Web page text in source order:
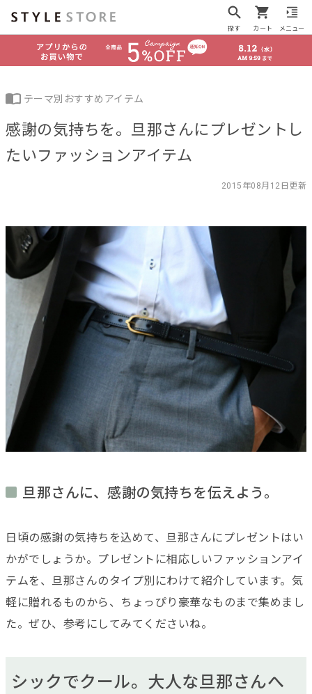
探す カート メニュー
テーマ別おすすめアイテム
感謝の気持ちを。旦那さんにプレゼントし
たいファッションアイテム
2015年08月12日更新
旦那さんに、感謝の気持ちを伝えよう。
日頃の感謝の気持ちを込めて、旦那さんにプレゼントはい
かがでしょうか。プレゼントに相応しいファッションアイ
テムを、旦那さんのタイプ別にわけて紹介しています。気
軽に贈れるものから、ちょっぴり豪華なものまで集めまし
た。ぜひ、参考にしてみてくださいね。
シックでクール。大人な旦那さんへ